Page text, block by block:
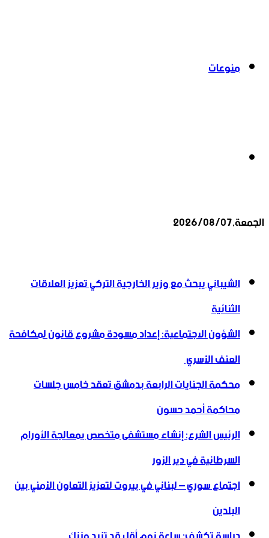
منوعات
الجمعة,2026/08/07
الشيباني يبحث مع وزير الخارجية التركي تعزيز العلاقات
الثنائية
الشؤون الاجتماعية: إعداد مسودة مشروع قانون لمكافحة
العنف الأسري ‏
محكمة الجنايات الرابعة بدمشق تعقد خامس جلسات
محاكمة أحمد حسون
الرئيس الشرع: إنشاء ‌‏مستشفى متخصص بمعالجة الأورام
السرطانية في دير الزور
اجتماع سوري – لبناني في بيروت لتعزيز التعاون ‏الأمني ‏بين
البلدين